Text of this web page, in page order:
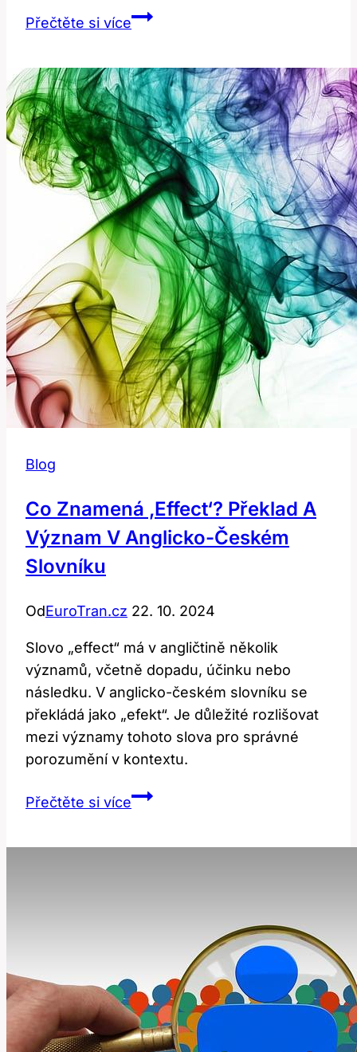
Přečtěte si víceAnalogy:
Význam
v
Anglicko-
Českém
Slovníku
Blog
Co Znamená ‚effect‘? Překlad A
Význam V Anglicko-Českém
Slovníku
OdEuroTran.cz 22. 10. 2024
Slovo „effect“ má v angličtině několik
významů, včetně dopadu, účinku nebo
následku. V anglicko-českém slovníku se
překládá jako „efekt“. Je důležité rozlišovat
mezi významy tohoto slova pro správné
porozumění v kontextu.
Přečtěte si víceCo
českém
slovníku